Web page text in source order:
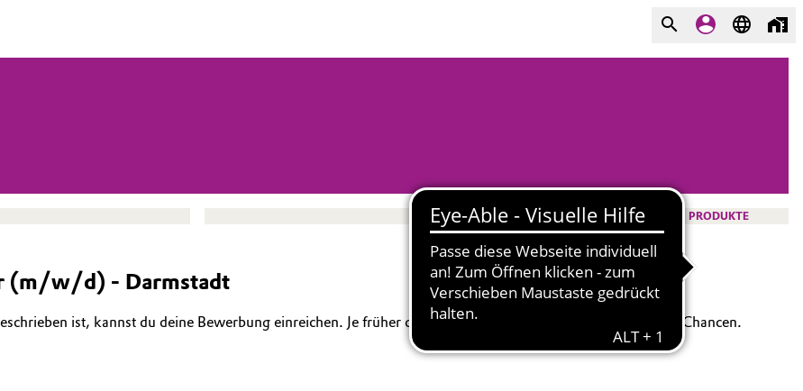
PRODUKTE
(m/w/d) - Darmstadt
ist, kannst du deine Bewerbung einreichen. Je früher du dich bewirbst, umso besser stehen deine Chancen.